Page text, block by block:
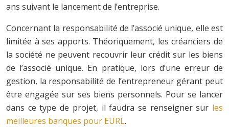
ans suivant le lancement de l’entreprise.
Concernant la responsabilité de l’associé unique, elle est
limitée à ses apports. Théoriquement, les créanciers de
la société ne peuvent recouvrir leur crédit sur les biens
de l’associé unique. En pratique, lors d’une erreur de
gestion, la responsabilité de l’entrepreneur gérant peut
être engagée sur ses biens personnels. Pour se lancer
dans ce type de projet, il faudra se renseigner sur les
meilleures banques pour EURL.